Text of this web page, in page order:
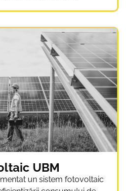
UBM
un sistem fotovoltaic